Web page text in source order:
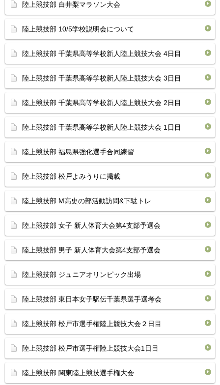
陸上競技部 白井梨マラソン大会
陸上競技部 10/5学校説明会について
陸上競技部 千葉県高等学校新人陸上競技大会 4日目
陸上競技部 千葉県高等学校新人陸上競技大会 3日目
陸上競技部 千葉県高等学校新人陸上競技大会 2日目
陸上競技部 千葉県高等学校新人陸上競技大会 1日目
陸上競技部 福島県強化選手合同練習
陸上競技部 松戸よみうりに掲載
陸上競技部 M高史の部活動訪問&下駄トレ
陸上競技部 女子 新人体育大会第4支部予選会
陸上競技部 男子 新人体育大会第4支部予選会
陸上競技部 ジュニアオリンピック出場
陸上競技部 東日本女子駅伝千葉県選手選考会
陸上競技部 松戸市選手権陸上競技大会２日目
陸上競技部 松戸市選手権陸上競技大会1日目
陸上競技部 関東陸上競技選手権大会